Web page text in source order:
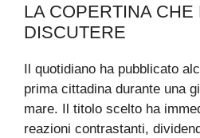
LA COPERTINA CHE
DISCUTERE
Il quotidiano ha pubblicato
prima cittadina durante una
mare. Il titolo scelto ha
reazioni contrastanti,